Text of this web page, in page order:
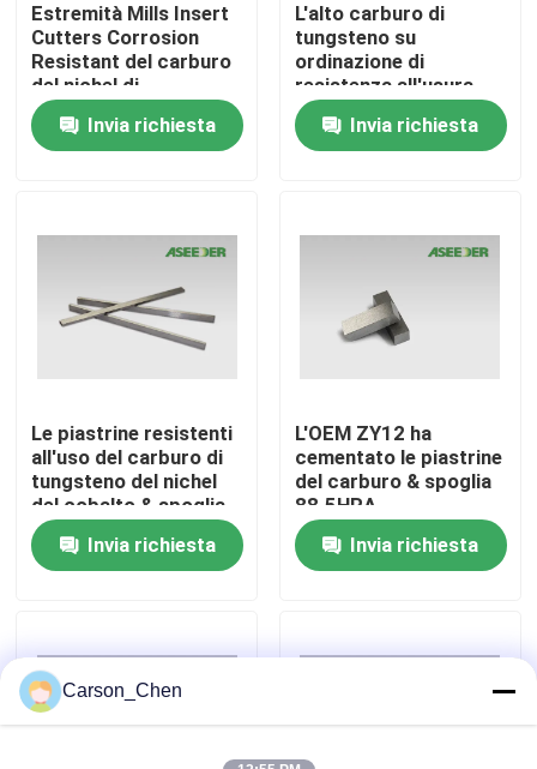
Casa
Prodotti
Giro della fabbrica
Contattici
Richieda una citazione
Ugello del filo della testa di spruzzo dell'olio
ugelli di sabbiatura del carburo
Estremità Mills Insert
Cutters Corrosion
Resistant del carburo
del nichel di
sinterizzazione del HIP
Invia richiesta
L'alto carburo di
tungsteno su
ordinazione di
resistenza all'usura
K20 placca & nastro
Antivari piano
Invia richiesta
Le piastrine resistenti
all'uso del carburo di
tungsteno del nichel
del cobalto & spoglia
82.0HRA
Invia richiesta
L'OEM ZY12 ha
cementato le piastrine
del carburo & spoglia
88.5HRA
Invia richiesta
Carson_Chen